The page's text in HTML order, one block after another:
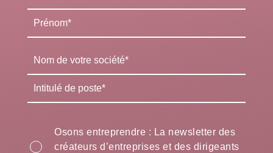
Osons entreprendre : La newsletter des
créateurs d’entreprises et des dirigeants